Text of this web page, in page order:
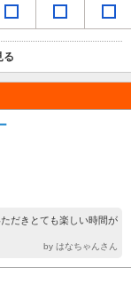
る
だきとても楽しい時間が
by はなちゃんさん